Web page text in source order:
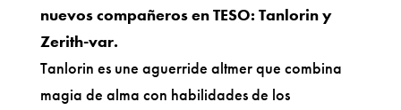
nuevos compañeros en TESO: Tanlorin y
Zerith-var.
Tanlorin es une aguerride altmer que combina
magia de alma con habilidades de los